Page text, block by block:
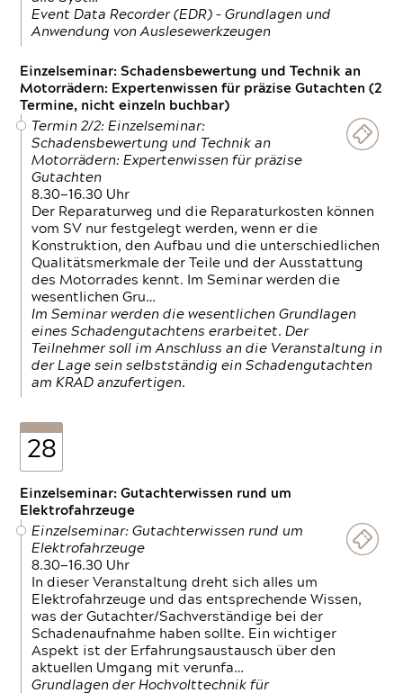
Event Data Recorder (EDR) – Grundlagen und
Anwendung von Auslesewerkzeugen
Einzelseminar: Schadensbewertung und Technik an
Motorrädern: Expertenwissen für präzise Gutachten (2
Termine, nicht einzeln buchbar)
Termin 2/2: Einzelseminar:
Schadensbewertung und Technik an
Motorrädern: Expertenwissen für präzise
Gutachten
8.30—16.30 Uhr
Der Reparaturweg und die Reparaturkosten können
vom SV nur festgelegt werden, wenn er die
Konstruktion, den Aufbau und die unterschiedlichen
Qualitätsmerkmale der Teile und der Ausstattung
des Motorrades kennt. Im Seminar werden die
wesentlichen Gru…
Im Seminar werden die wesentlichen Grundlagen
eines Schadengutachtens erarbeitet. Der
Teilnehmer soll im Anschluss an die Veranstaltung in
der Lage sein selbstständig ein Schadengutachten
am KRAD anzufertigen.
28
Einzelseminar: Gutachterwissen rund um
Elektrofahrzeuge
Einzelseminar: Gutachterwissen rund um
Elektrofahrzeuge
8.30—16.30 Uhr
In dieser Veranstaltung dreht sich alles um
Elektrofahrzeuge und das entsprechende Wissen,
was der Gutachter/Sachverständige bei der
Schadenaufnahme haben sollte. Ein wichtiger
Aspekt ist der Erfahrungsaustausch über den
aktuellen Umgang mit verunfa…
Grundlagen der Hochvolttechnik für